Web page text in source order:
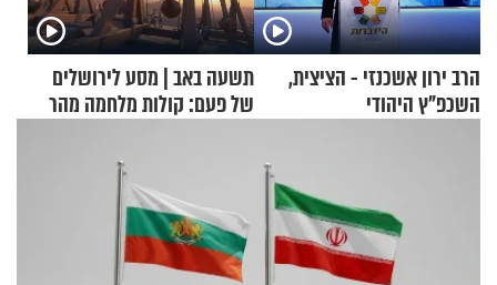
הרב ירון אשכנזי - הציצית,
השכפ"ץ היהודי
תשעה באב | מסע לירושלים
של פעם: קולות מלחמה מהר